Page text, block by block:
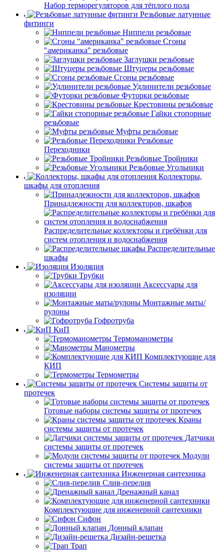
Набор терморегуляторов для тёплого пола
Резьбовые латунные
фитинги
Ниппели резьбовые
Сгоны
"американка" резьбовые
Заглушки резьбовые
Штуцеры резьбовые
Сгоны резьбовые
Удлинители резьбовые
Футорки резьбовые
Крестовины резьбовые
Гайки стопорные
резьбовые
Муфты резьбовые
Резьбовые
Переходники
Резьбовые Тройники
Резьбовые Угольники
Коллекторы,
шкафы для отопления
Принадлежности для коллекторов, шкафов
Распределительные коллекторы и гребёнки для
систем отопления и водоснабжения
Распределительные
шкафы
Изоляция
Трубки
Аксессуары для
изоляции
Монтажные маты/
рулоны
Гофротруба
КиП
Термоманометры
Манометры
Комплектующие для
КИП
Термометры
Системы защиты от
протечек
Готовые наборы системы защиты от протечек
Краны
системы защиты от протечек
Датчики
системы защиты от протечек
Модули
системы защиты от протечек
Инженерная сантехника
Слив-перелив
Дренажный канал
Комплектующие для инженерной сантехники
Сифон
Донный клапан
Дизайн-решетка
Трап